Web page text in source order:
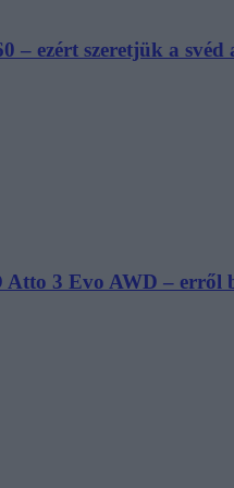
– ezért szeretjük a svéd
3 Evo AWD – erről